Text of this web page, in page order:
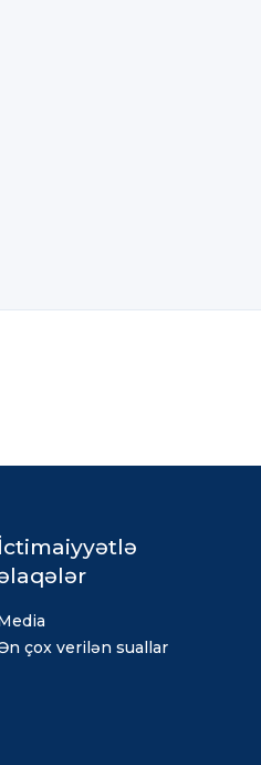
İctimaiyyətlə
çox verilən suallar